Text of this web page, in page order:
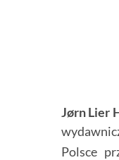
Jørn Lier
Polsce